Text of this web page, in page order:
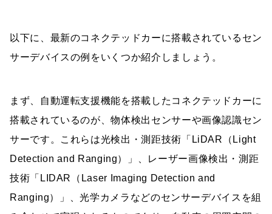
以下に、最新のコネクテッドカーに搭載されているセン
サーデバイスの例をいくつか紹介しましょう。
まず、自動運転支援機能を搭載したコネクテッドカーに
搭載されているのが、物体検出センサーや画像認識セン
サーです。これらは光検出・測距技術「LiDAR（Light
Detection and Ranging）」、レーザー画像検出・測距
技術「LIDAR（Laser Imaging Detection and
Ranging）」、光学カメラなどのセンサーデバイスを組